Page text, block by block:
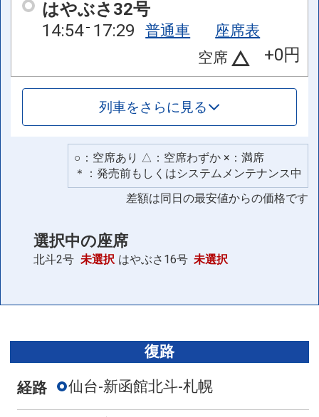
はやぶさ32号
14:54 17:29 普通車
座席表
空席
+0円
列車をさらに見る
○：空席あり △：空席わずか ×：満席
＊：発売前もしくはシステムメンテナンス中
差額は同日の最安値からの価格です
選択中の座席
北斗2号 未選択 はやぶさ16号 未選択
復路
経路 仙台-新函館北斗-札幌